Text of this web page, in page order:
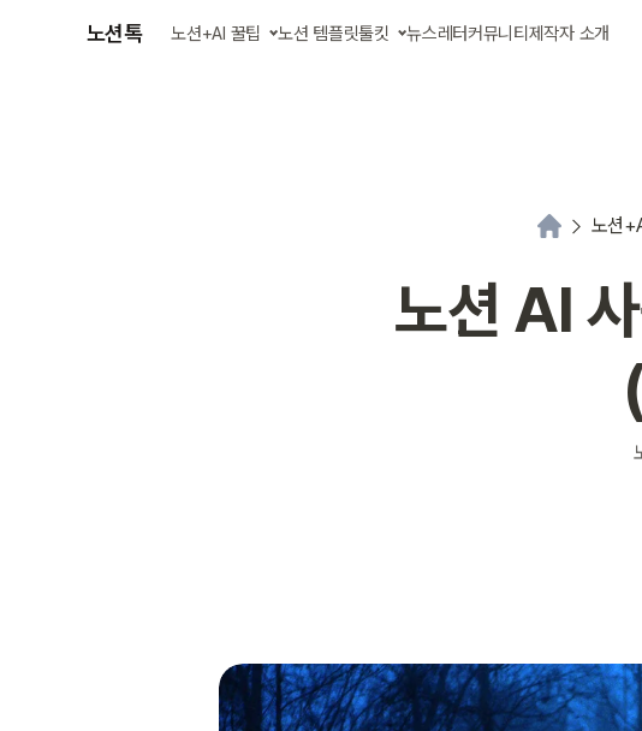
노션톡 노션+AI 꿀팁 노션 템플릿툴킷 뉴스레터커뮤니티 제작자 소개
노션
노션 AI